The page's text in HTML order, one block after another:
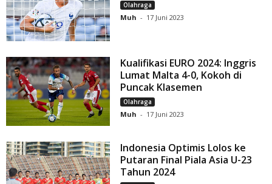
Olahraga
Muh - 17 Juni 2023
Kualifikasi EURO 2024: Inggris
Lumat Malta 4-0, Kokoh di
Puncak Klasemen
Olahraga
Muh - 17 Juni 2023
Indonesia Optimis Lolos ke
Putaran Final Piala Asia U-23
Tahun 2024